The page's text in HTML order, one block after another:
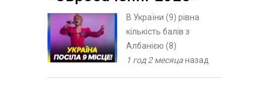
В України (9) рівна
кількість балів з
Албанією (8)
1 год 2 месяцаназад